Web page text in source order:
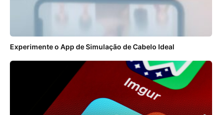
Experimente o App de Simulação de Cabelo Ideal